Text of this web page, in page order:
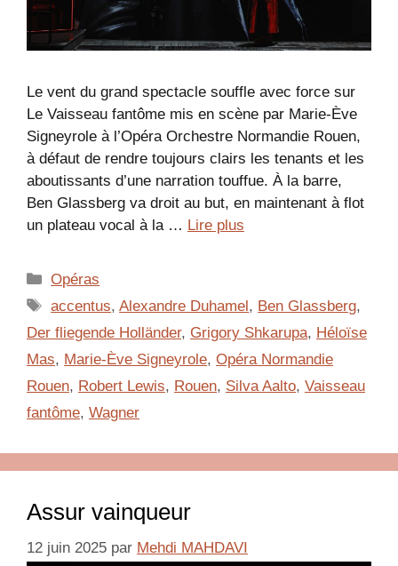
Le vent du grand spectacle souffle avec force sur
Le Vaisseau fantôme mis en scène par Marie-Ève
Signeyrole à l’Opéra Orchestre Normandie Rouen,
à défaut de rendre toujours clairs les tenants et les
aboutissants d’une narration touffue. À la barre,
Ben Glassberg va droit au but, en maintenant à flot
un plateau vocal à la … Lire plus
Catégories
Opéras
Étiquettes
accentus,Alexandre Duhamel , Ben Glassberg,
Der fliegende Holländer, Grigory Shkarupa, Héloïse
Mas, Marie-Ève Signeyrole, Opéra Normandie
Rouen, Robert Lewis, Rouen, Silva Aalto, Vaisseau
fantôme, Wagner
Assur vainqueur
12 juin 2025 par Mehdi MAHDAVI